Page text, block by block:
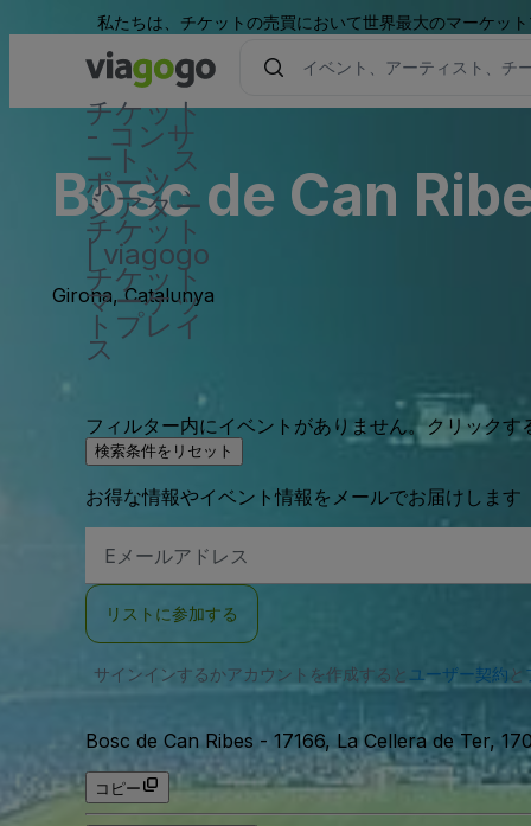
私たちは、チケットの売買において世界最大のマーケッ
チケット
- コンサ
ート、ス
ポーツ 、
シアター
チケット
| viagogo
チケット
マーケッ
トプレイ
ス
Bosc de Can
Girona, Catalunya
フィルター内にイベントがありません。クリックす
検索条件をリセット
お得な情報やイベント情報をメールでお届けします
メ
ア
ス
リストに参加する
サインインするかアカウントを作成すると ユーザー契約 と
Bosc de Can Ribes - 17166, La Cellera de Ter,
コピー